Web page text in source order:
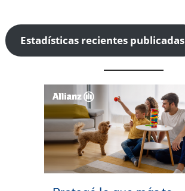
Estadísticas recientes publicadas